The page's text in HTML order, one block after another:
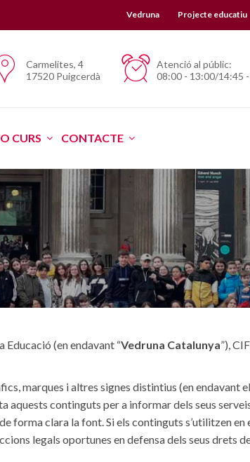
Vedruna Projecte educatiu
Atenció al públic:
08:00 - 13:00/14:45
Carmelites, 4
17520 Puigcerdà
CURS CONTACTE
(en endavant “Vedruna Catalunya”),
marques i altres signes distintius (en endavant
aquests continguts per a informar dels seus
forma clara la font. Si els continguts s’utilitzen
legals oportunes en defensa dels seus drets